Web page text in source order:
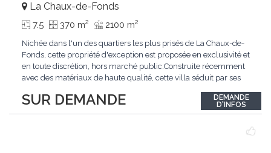
SUR DEMANDE
La Chaux-de-Fonds
7.5 370 m2 2100 m2
Nichée dans l'un des quartiers les plus prisés de La Chaux-de-
Fonds, cette propriété d'exception est proposée en exclusivité et
en toute discrétion, hors marché public.Construite récemment
avec des matériaux de haute qualité, cette villa séduit par ses
remarquable.L'espace de vie s'ouvre sur un jardin avec piscine,
un véritable...
DEMANDE
D'INFOS